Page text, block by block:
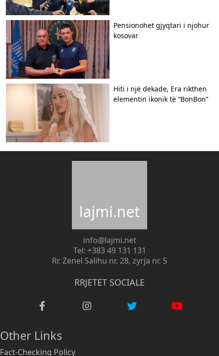
Pensionohet gjyqtari i njohur
kosovar
Hiti i një dekade, Era rikthen
elementin ikonik të “BonBon”
lajmi.net
info@lajmi.net
Tel: +383 49 131 131
Rr. Zenel Salihu nr. 28, zyrja nr. 5
RRJETET SOCIALE
Other Links
Fact-Checking Policy